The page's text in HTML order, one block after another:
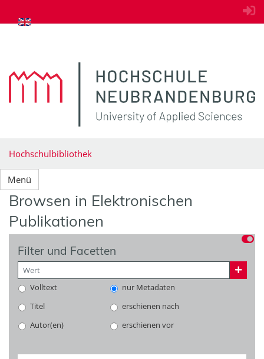
zum Inhalt springen
Hochschulbibliothek
Menü
Browsen in Elektronischen
Publikationen
Filter und Facetten
Volltext
nur Metadaten
Titel
erschienen nach
Autor(en)
erschienen vor